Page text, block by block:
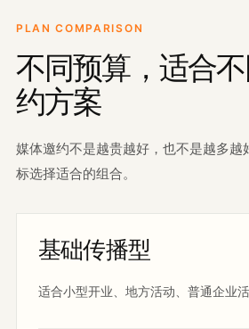
PLAN COMPARISON
不同预算，适合
约方案
媒体邀约不是越贵越好，也不是越多越
标选择适合的组合。
基础传播型
适合小型开业、地方活动、普通企业活